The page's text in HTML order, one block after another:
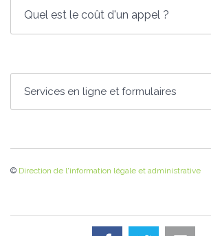
Quel est le coût d'un appel ?
Services en ligne et formulaires
© Direction de l'information légale et administrative